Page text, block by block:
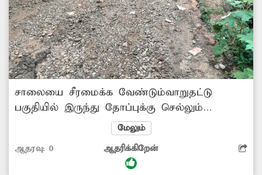
சாலையை சீரமைக்க வேண்டும்வாறுதட்டு
பகுதியில் இருந்து தோப்புக்கு செல்லும்
சாலையை நடுவிளாகம், மடத்துவிளாகம்,
மண்ணடி, பெருந்தோட்டம் உள்ளிட்ட கிராம
மக்கள் பயன்படுத்தி வருகின்றனர். இந்த சாலை
கடந்த ஆண்டு பெய்த கனமழையில்
மேலும்
ஆதரவு: 0 ஆதரிக்கிறேன்